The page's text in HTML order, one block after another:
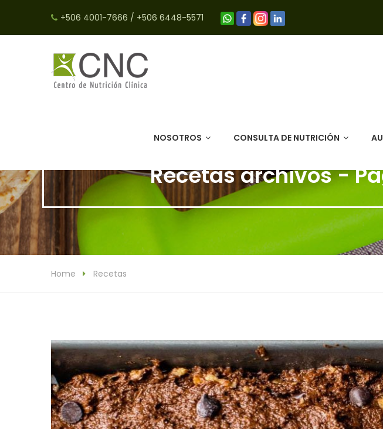
+506 4001-7666 / +506 6448-5571
NOSOTROS CONSULTA DE NUTRICIÓN
Recetas archivos -
Home Recetas